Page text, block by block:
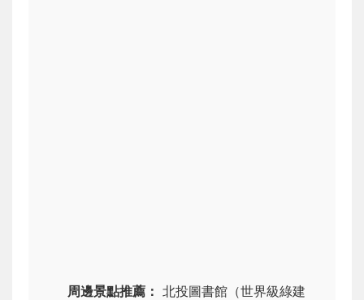
周邊景點推薦： 北投圖書館（世界級綠建